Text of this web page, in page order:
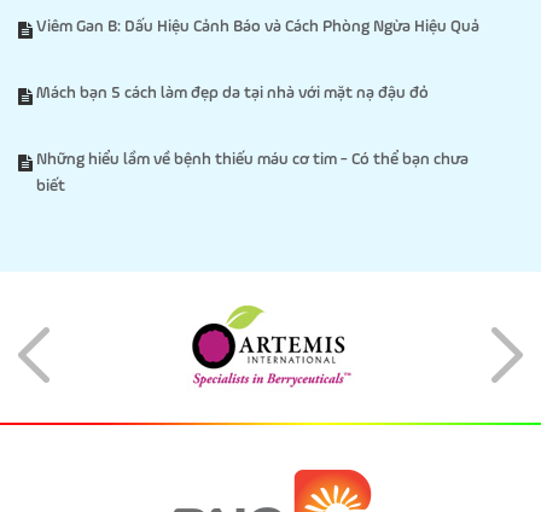
Viêm Gan B: Dấu Hiệu Cảnh Báo và Cách Phòng Ngừa Hiệu Quả
Mách bạn 5 cách làm đẹp da tại nhà với mặt nạ đậu đỏ
Những hiểu lầm về bệnh thiếu máu cơ tim - Có thể bạn chưa
biết